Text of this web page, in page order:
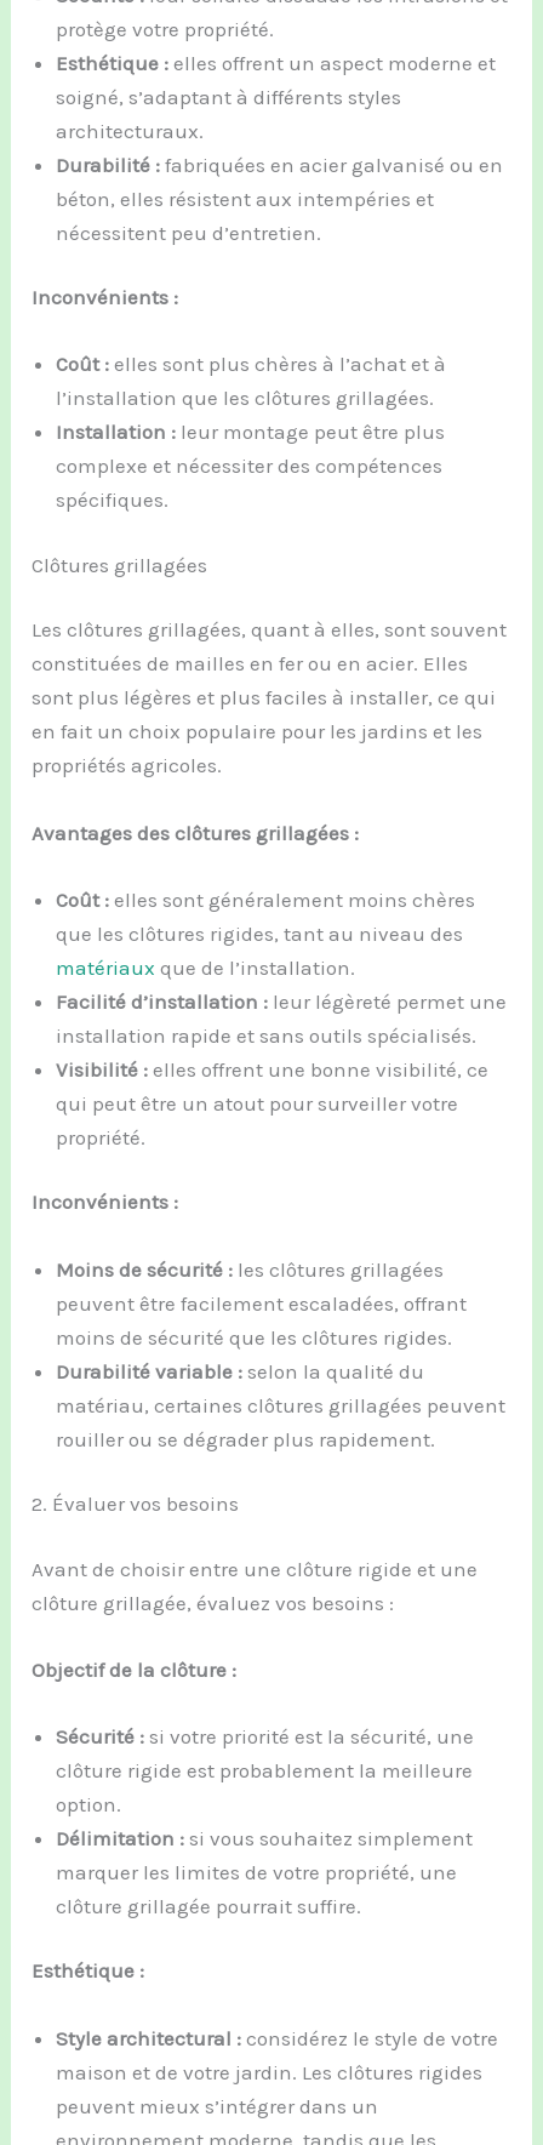
protège votre propriété.
Esthétique : elles offrent un aspect moderne et
soigné, s’adaptant à différents styles
architecturaux.
Durabilité : fabriquées en acier galvanisé ou en
béton, elles résistent aux intempéries et
nécessitent peu d’entretien.
Inconvénients :
Coût : elles sont plus chères à l’achat et à
l’installation que les clôtures grillagées.
Installation : leur montage peut être plus
complexe et nécessiter des compétences
spécifiques.
Clôtures grillagées
Les clôtures grillagées, quant à elles, sont souvent
constituées de mailles en fer ou en acier. Elles
sont plus légères et plus faciles à installer, ce qui
en fait un choix populaire pour les jardins et les
propriétés agricoles.
Avantages des clôtures grillagées :
Coût : elles sont généralement moins chères
que les clôtures rigides, tant au niveau des
matériaux que de l’installation.
Facilité d’installation : leur légèreté permet une
installation rapide et sans outils spécialisés.
Visibilité : elles offrent une bonne visibilité, ce
qui peut être un atout pour surveiller votre
propriété.
Inconvénients :
Moins de sécurité : les clôtures grillagées
peuvent être facilement escaladées, offrant
moins de sécurité que les clôtures rigides.
Durabilité variable : selon la qualité du
matériau, certaines clôtures grillagées peuvent
rouiller ou se dégrader plus rapidement.
2. Évaluer vos besoins
Avant de choisir entre une clôture rigide et une
clôture grillagée, évaluez vos besoins :
Objectif de la clôture :
Sécurité : si votre priorité est la sécurité, une
clôture rigide est probablement la meilleure
option.
Délimitation : si vous souhaitez simplement
marquer les limites de votre propriété, une
clôture grillagée pourrait suffire.
Esthétique :
Style architectural : considérez le style de votre
maison et de votre jardin. Les clôtures rigides
peuvent mieux s’intégrer dans un
environnement moderne, tandis que les